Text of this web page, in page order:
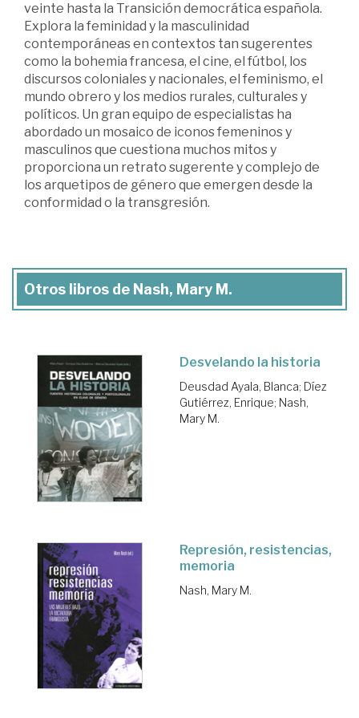
veinte hasta la Transición democrática española.
Explora la feminidad y la masculinidad
contemporáneas en contextos tan sugerentes
como la bohemia francesa, el cine, el fútbol, los
discursos coloniales y nacionales, el feminismo, el
mundo obrero y los medios rurales, culturales y
políticos. Un gran equipo de especialistas ha
abordado un mosaico de iconos femeninos y
masculinos que cuestiona muchos mitos y
proporciona un retrato sugerente y complejo de
los arquetipos de género que emergen desde la
conformidad o la transgresión.
Otros libros de Nash, Mary M.
Desvelando la historia
Deusdad Ayala, Blanca; Díez
Gutiérrez, Enrique; Nash,
Mary M.
Represión, resistencias,
memoria
Nash, Mary M.